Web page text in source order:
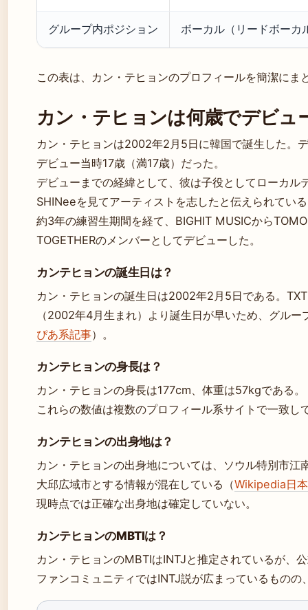
グループ内ポジション ボーカル（リードボーカ
この表は、カン・テヒョンのプロフィールを簡潔にま
カン・テヒョンは何歳でデビュ
カン・テヒョンは2002年2月5日に韓国で誕生した。
デビュー当時17歳（満17歳）だった。
デビューまでの経緯として、彼は子役としてローカ
SHINeeを見てアーティストを志したと伝えられてい
約3年の練習生期間を経て、BIGHIT MUSICから
TOGETHERのメンバーとしてデビューした。
カンテヒョンの誕生日は？
カン・テヒョンの誕生日は2002年2月5日である。
（2002年4月生まれ）より誕生日が早いため、グル
ぴあ系記事）。
カンテヒョンの身長は？
カン・テヒョンの身長は177cm、体重は57kgである。
これらの数値は複数のプロフィール系サイトで一致し
カンテヒョンの出身地は？
カン・テヒョンの出身地については、ソウル特別市江
大邱広域市とする情報が混在している（Wikipedia日
現時点では正確な出身地は確定していない。
カンテヒョンのMBTIは？
カン・テヒョンのMBTIはINTJと推定されているが、
ファンコミュニティではINTJ説が広まっているものの